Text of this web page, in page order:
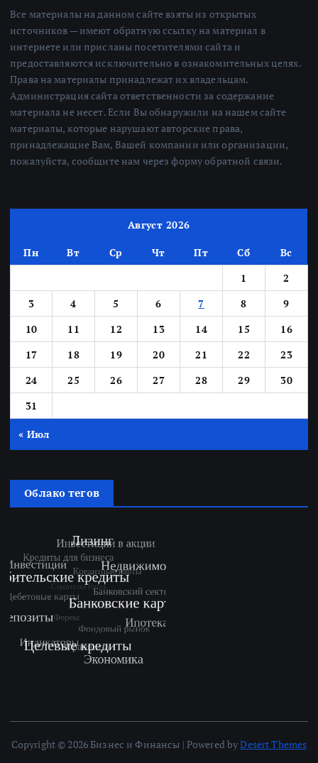
Все материалы на данном сайте взяты из открытых
источников — имеют обратную ссылку на материал в
интернете или присланы посетителями сайта и
предоставляются исключительно в ознакомительных целях.
Права на материалы принадлежат их владельцам.
Администрация сайта ответственности за содержание
материала не несет. Если Вы обнаружили на нашем сайте
материалы, которые нарушают авторские права,
принадлежащие Вам, Вашей компании или организации,
пожалуйста, сообщите нам через форму обратной связи.
Август 2026
Пн Вт Ср Чт Пт Сб
Вс
1
2
3
4 5 6 7 8
9
10
11 12 13 14 15
16
17
18 19 20 21 22
23
24
25 26 27 28 29
30
31
« Июл
Облако тегов
Copyright © 2026 Бизнес и Финансы | Powered byDesert Themes